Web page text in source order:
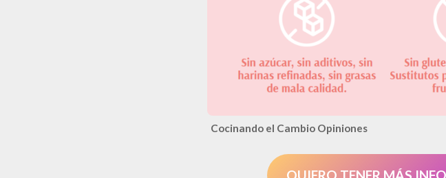
Cocinando el Cambio Opiniones
QUIERO TENER MÁS